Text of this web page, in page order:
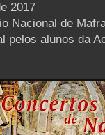
2017
Nacional de
pelos alunos da